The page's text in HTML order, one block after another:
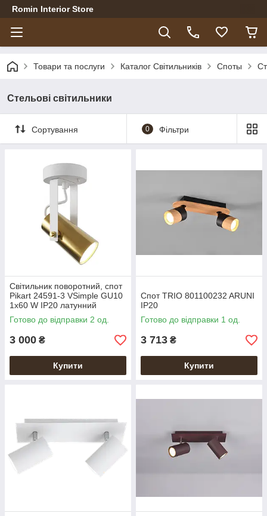
Romin Interior Store
Товари та послуги Каталог Світильників Споты
Стельові світильники
Сортування 0 Фільтри
Світильник поворотний, спот
Pikart 24591-3 VSimple GU10
1x60 W IP20 латунний
Готово до відправки 2 од.
3 000 ₴
Купити
Спот TRIO 801100232 ARUNI
IP20
Готово до відправки 1 од.
3 713 ₴
Купити